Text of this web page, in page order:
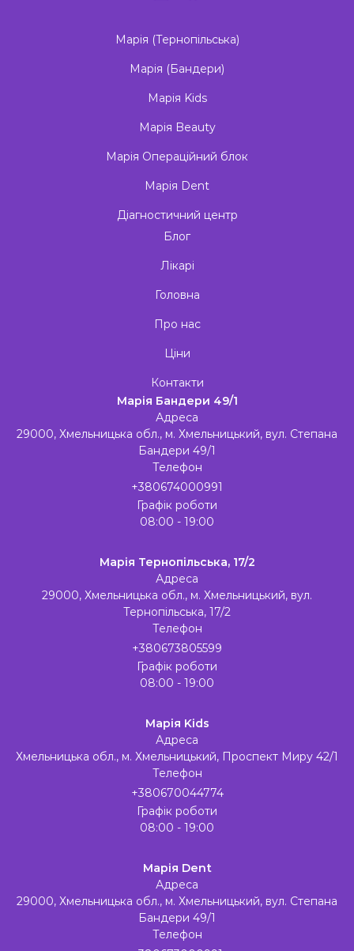
Марія (Тернопільська)
Марія (Бандери)
Марія Kids
Марія Beauty
Марія Операційний блок
Марія Dent
Діагностичний центр
Блог
Лікарі
Головна
Про нас
Ціни
Контакти
Марія Бандери 49/1
Адреса
29000, Хмельницька обл., м. Хмельницький, вул. Степана
Бандери 49/1
Телефон
+380674000991
Графік роботи
08:00 - 19:00
Марія Тернопільська, 17/2
Адреса
29000, Хмельницька обл., м. Хмельницький, вул.
Тернопільська, 17/2
Телефон
+380673805599
Графік роботи
08:00 - 19:00
Марія Kids
Адреса
Хмельницька обл., м. Хмельницький, Проспект Миру 42/1
Телефон
+380670044774
Графік роботи
08:00 - 19:00
Марія Dent
Адреса
29000, Хмельницька обл., м. Хмельницький, вул. Степана
Бандери 49/1
Телефон